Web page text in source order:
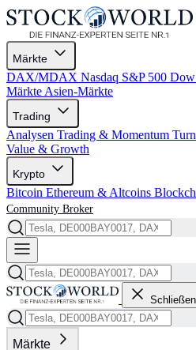
Märkte
DAX/MDAX Nasdaq S&P 500 Dow
Märkte Asien-Märkte
Trading
Analysen Trading & Momentum
Value & Growth
Krypto
Bitcoin Ethereum & Altcoins
Community Broker
Schließen
Märkte